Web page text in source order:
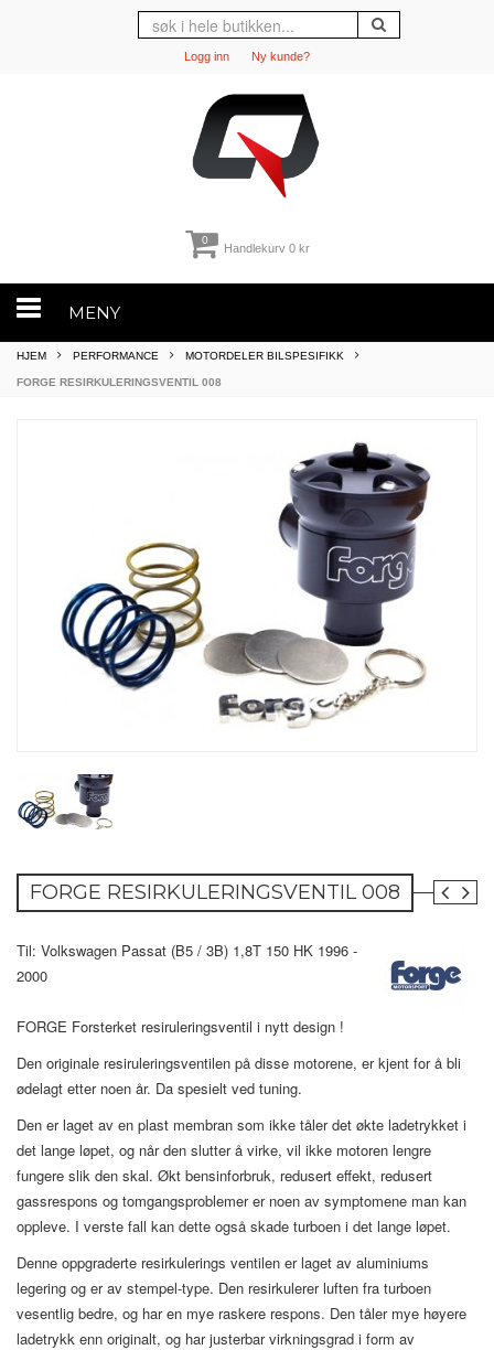
Logg inn Ny kunde?
0
Handlekurv 0 kr
MENY
HJEM PERFORMANCE MOTORDELER BILSPESIFIKK
FORGE RESIRKULERINGSVENTIL 008
FORGE RESIRKULERINGSVENTIL 008
Til: Volkswagen Passat (B5 / 3B) 1,8T 150 HK 1996 -
2000
FORGE Forsterket resiruleringsventil i nytt design !
Den originale resiruleringsventilen på disse motorene, er kjent for å bli
ødelagt etter noen år. Da spesielt ved tuning.
Den er laget av en plast membran som ikke tåler det økte ladetrykket i
det lange løpet, og når den slutter å virke, vil ikke motoren lengre
fungere slik den skal. Økt bensinforbruk, redusert effekt, redusert
gassrespons og tomgangsproblemer er noen av symptomene man kan
oppleve. I verste fall kan dette også skade turboen i det lange løpet.
Denne oppgraderte resirkulerings ventilen er laget av aluminiums
legering og er av stempel-type. Den resirkulerer luften fra turboen
vesentlig bedre, og har en mye raskere respons. Den tåler mye høyere
ladetrykk enn originalt, og har justerbar virkningsgrad i form av